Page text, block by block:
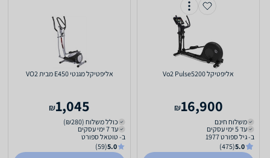
אליפטיקל Vo2 Pulse5200
16,900
₪
משלוח חינם
עד 5 ימי עסקים
ב- גיל ספורט 1977
5.0
(475)
אליפטיקל מגנטי E450 מבית VO2
1,045
₪
כולל משלוח (₪280)
עד 7 ימי עסקים
ב- טוטאל ספורט
5.0
(59)